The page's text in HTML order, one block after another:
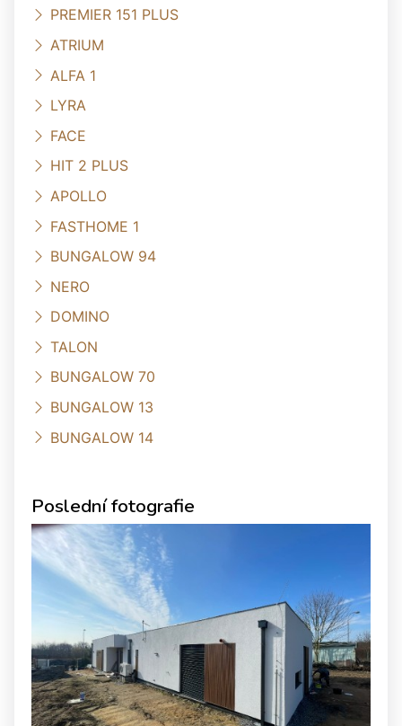
PREMIER 151 PLUS
ATRIUM
ALFA 1
LYRA
FACE
HIT 2 PLUS
APOLLO
FASTHOME 1
BUNGALOW 94
NERO
DOMINO
TALON
BUNGALOW 70
BUNGALOW 13
BUNGALOW 14
Poslední fotografie